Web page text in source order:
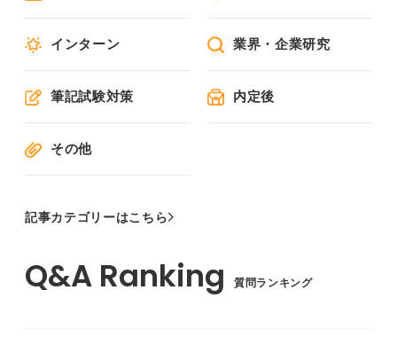
インターン 業界・企業研究
筆記試験対策 内定後
その他
記事カテゴリーはこちら
質問ランキング